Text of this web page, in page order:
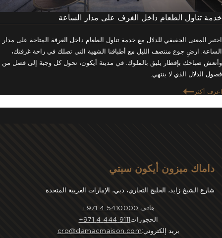
خدمة تناول الطعام داخل الغرف على مدار الساعة
اختبر المعنى الحقيقي للدلال مع خدمة تناول الطعام داخل الغرفة المتاحة على مدار
الساعة. ارضِ جوع منتصف الليل مع أطباقنا الشهية التي تصلك في راحة غرفتك،
وأنعش صباحك بإفطار يليق بالملوك. في مدينة أيكون، نحول كل وجبة إلى فصل من
فصول الدلال الذي لا ينتهي.
اعرف أكثر
داماك ميزون أيكون سيتي
شارع الشيخ زايد، الخليج التجاري، دبي، الإمارات العربية المتحدة
هاتف:5410000 4 971+
الحجوزات9111 444 4 971+
بريد إلكتروني:cro@damacmaison.com